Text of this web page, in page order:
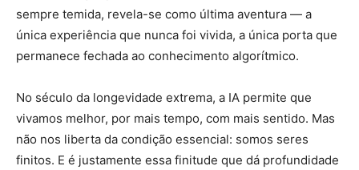
sempre temida, revela-se como última aventura — a
única experiência que nunca foi vivida, a única porta que
permanece fechada ao conhecimento algorítmico.
No século da longevidade extrema, a IA permite que
vivamos melhor, por mais tempo, com mais sentido. Mas
não nos liberta da condição essencial: somos seres
finitos. E é justamente essa finitude que dá profundidade